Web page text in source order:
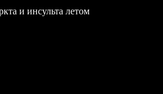
и инсульта летом